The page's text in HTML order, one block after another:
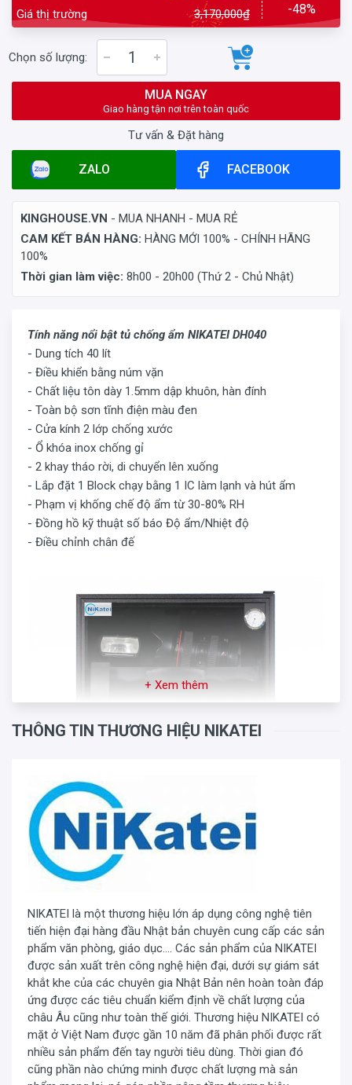
Giá thị trường 3,170,000₫
-48%
Chọn số lượng:
MUA NGAY
Giao hàng tận nơi trên toàn quốc
Tư vấn & Đặt hàng
ZALO FACEBOOK
KINGHOUSE.VN - MUA NHANH - MUA RẺ
CAM KẾT BÁN HÀNG: HÀNG MỚI 100% - CHÍNH HÃNG
100%
Thời gian làm việc: 8h00 - 20h00 (Thứ 2 - Chủ Nhật)
Tính năng nổi bật tủ chống ẩm NIKATEI DH040
- Dung tích 40 lít
- Điều khiển bằng núm vặn
- Chất liệu tôn dày 1.5mm dập khuôn, hàn đính
- Toàn bộ sơn tĩnh điện màu đen
- Cửa kính 2 lớp chống xước
- Ổ khóa inox chống gỉ
- 2 khay tháo rời, di chuyển lên xuống
- Lắp đặt 1 Block chạy bằng 1 IC làm lạnh và hút ẩm
- Phạm vị khống chế độ ẩm từ 30-80% RH
- Đồng hồ kỹ thuật số báo Độ ẩm/Nhiệt độ
- Điều chỉnh chân đế
Tủ chống ẩm
NIKATEI DH040
kiểu dáng đứng, cấu tạo
nhỏ gọn dung tích chứa 40 lít, cửa kính 2 lớp chống xước
chịu sự va đập có hệ thống gioăng cao su từ bao quanh
tạo sự chắc chắn khi đóng mở cửa và đảm bảo tuyệt đối
độ ẩm bên trong. Được khóa an toàn bởi ổ khóa inox
chống gỉ, tăng độ bảo mật cho thiết bị bên trong.
+ Xem thêm
THÔNG TIN THƯƠNG HIỆU NIKATEI
NIKATEI là một thương hiệu lớn áp dụng công nghệ tiên
tiến hiện đại hàng đầu Nhật bản chuyên cung cấp các sản
phẩm văn phòng, giáo dục.... Các sản phẩm của NIKATEI
được sản xuất trên công nghệ hiện đại, dưới sự giám sát
khắt khe của các chuyên gia Nhật Bản nên hoàn toàn đáp
ứng được các tiêu chuẩn kiểm định về chất lượng của
châu Âu cũng như toàn thế giới. Thương hiệu NIKATEI có
mặt ở Việt Nam được gần 10 năm đã phân phối được rất
nhiều sản phẩm đến tay người tiêu dùng. Thời gian đó
cũng phần nào chứng minh được chất lượng mà sản